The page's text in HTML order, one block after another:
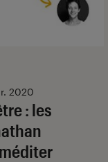
: les
2020